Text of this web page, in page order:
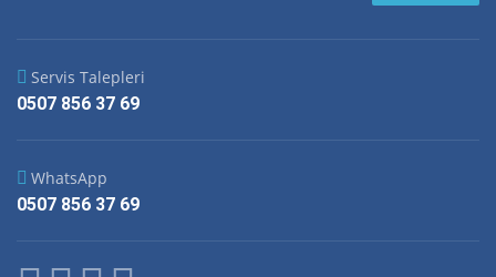
Servis Talepleri
0507 856 37 69
WhatsApp
0507 856 37 69